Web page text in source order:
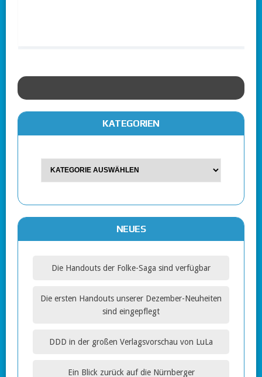
KATEGORIEN
NEUES
Die Handouts der Folke-Saga sind verfügbar
Die ersten Handouts unserer Dezember-Neuheiten
sind eingepflegt
DDD in der großen Verlagsvorschau von LuLa
Ein Blick zurück auf die Nürnberger